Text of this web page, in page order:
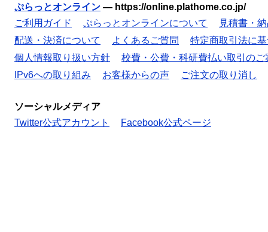
ぷらっとオンライン — https://online.plathome.co.jp/
ご利用ガイド
ぷらっとオンラインについて
見積書・
配送・決済について
よくあるご質問
特定商取引法に
個人情報取り扱い方針
校費・公費・科研費払い取引のご
IPv6への取り組み
お客様からの声 ご注文の取り消し
ソーシャルメディア
Twitter公式アカウント
Facebook公式ページ